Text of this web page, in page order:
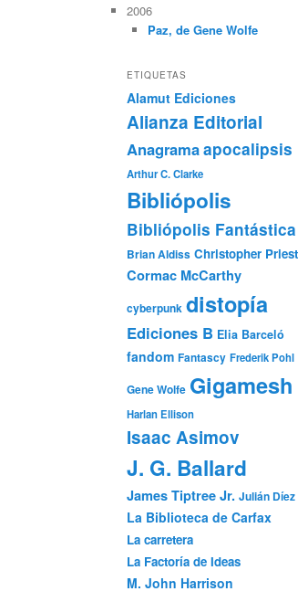
2006
Paz, de Gene Wolfe
ETIQUETAS
Alamut Ediciones
Alianza Editorial
Anagramaapocalipsis
Arthur C. Clarke
Bibliópolis
Bibliópolis Fantástica
Brian Aldiss Christopher Priest
Cormac McCarthy
cyberpunk distopía
Ediciones B Elia Barceló
fandom Fantascy Frederik Pohl
Gene Wolfe Gigamesh
Harlan Ellison
Isaac Asimov
J. G. Ballard
James Tiptree Jr. Julián Díez
La Biblioteca de Carfax
La carretera
La Factoría de Ideas
M. John Harrison